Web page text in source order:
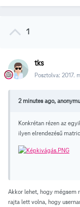
1
tks
Posztolva: 2017.
2 minutes ago,
Konkrétan rézen az
ilyen elrendezésű
Akkor lehet, hogy mégsem
rajta lett volna, hogy